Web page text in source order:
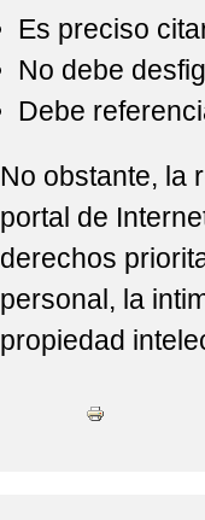
Es preciso
No debe
Debe
No obstante, la
portal de
derechos
personal, la
propiedad